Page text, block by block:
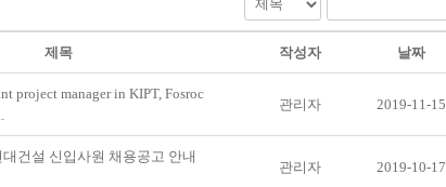
제목 작성자 날짜
project manager in KIPT, Fosroc
관리자 2019-11-15
건설 신입사원 채용공고 안내
관리자 2019-10-17